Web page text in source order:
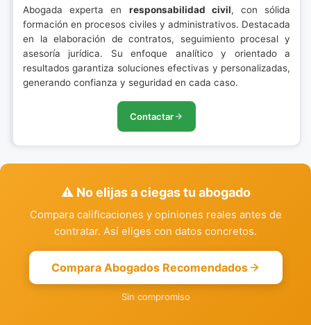
Abogada experta en responsabilidad civil, con sólida
formación en procesos civiles y administrativos. Destacada
en la elaboración de contratos, seguimiento procesal y
asesoría jurídica. Su enfoque analítico y orientado a
resultados garantiza soluciones efectivas y personalizadas,
generando confianza y seguridad en cada caso.
Contactar
⚠️ No elijas a ciegas tu abogado
Compara calificaciones y opiniones reales antes de
contratar. Así eliges con datos concretos.
Compara Abogados Recomendados
Sin compromiso